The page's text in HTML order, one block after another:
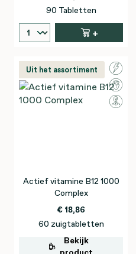
90 Tabletten
+
Uit het assortiment
Actief vitamine B12 1000
Complex
€ 18,86
60 zuigtabletten
Bekijk